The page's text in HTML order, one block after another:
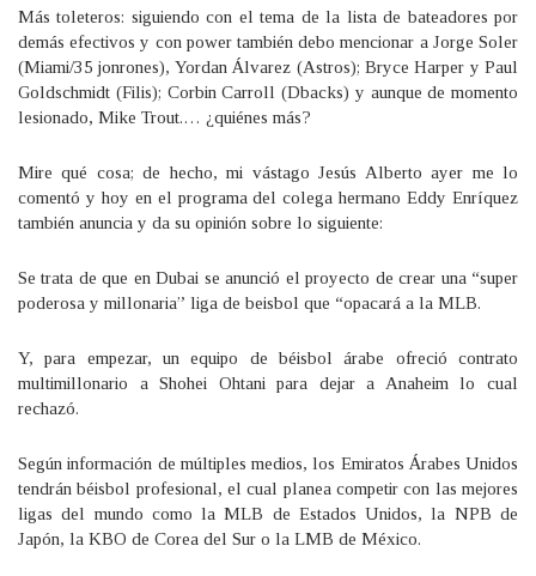
Más toleteros: siguiendo con el tema de la lista de bateadores por
demás efectivos y con power también debo mencionar a Jorge Soler
(Miami/35 jonrones), Yordan Álvarez (Astros); Bryce Harper y Paul
Goldschmidt (Filis); Corbin Carroll (Dbacks) y aunque de momento
lesionado, Mike Trout.… ¿quiénes más?
Mire qué cosa; de hecho, mi vástago Jesús Alberto ayer me lo
comentó y hoy en el programa del colega hermano Eddy Enríquez
también anuncia y da su opinión sobre lo siguiente:
Se trata de que en Dubai se anunció el proyecto de crear una “super
poderosa y millonaria” liga de beisbol que “opacará a la MLB.
Y, para empezar, un equipo de béisbol árabe ofreció contrato
multimillonario a Shohei Ohtani para dejar a Anaheim lo cual
rechazó.
Según información de múltiples medios, los Emiratos Árabes Unidos
tendrán béisbol profesional, el cual planea competir con las mejores
ligas del mundo como la MLB de Estados Unidos, la NPB de
Japón, la KBO de Corea del Sur o la LMB de México.